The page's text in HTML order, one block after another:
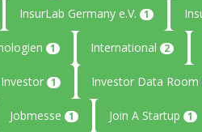
InsurLab Germany e.V. 1
1 International 2
Investor 1 Investor Data Room
Jobmesse 1 Join A Startup 1